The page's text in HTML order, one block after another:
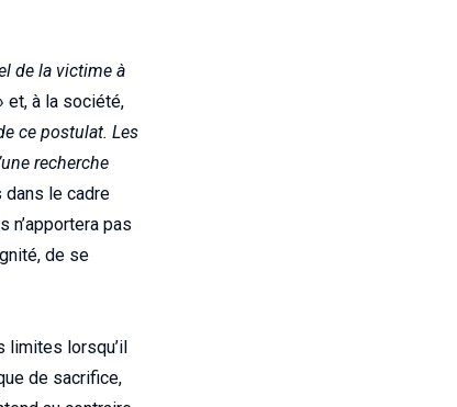
de la victime à
et, à la société,
ce postulat. Les
recherche
dans le cadre
pas
de se
limites lorsqu’il
de sacrifice,